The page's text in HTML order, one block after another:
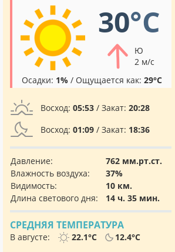
30°C
Ю
2 м/с
Осадки: 1% / Ощущается как: 29°C
Восход: 05:53 / Закат: 20:28
Восход: 01:09 / Закат: 18:36
Давление:
762 мм.рт.ст.
Влажность воздуха:
37%
Видимость:
10 км.
Длина светового дня:
14 ч. 35 мин.
СРЕДНЯЯ ТЕМПЕРАТУРА
В августе: 22.1°C 12.4°C